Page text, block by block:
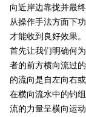
向近岸边靠拢并最
从操作手法方面下
才能收到良好效果。
首先让我们明确何
者的前方横向流过
的流向是自左向右
在横向流水中的钓
流的力量呈横向运